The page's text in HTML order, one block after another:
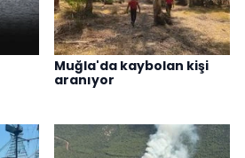
Muğla'da kaybolan kişi
aranıyor